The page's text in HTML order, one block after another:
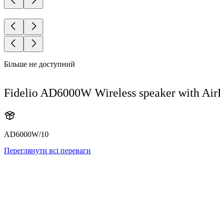
Більше не доступний
Fidelio AD6000W Wireless speaker with
AD6000W/10
Переглянути всі переваги